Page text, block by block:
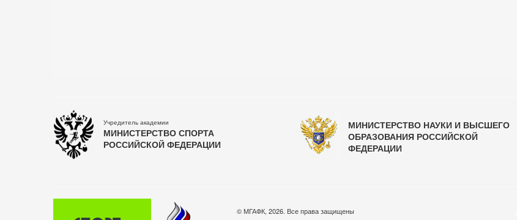
Учредитель академии
МИНИСТЕРСТВО СПОРТА
РОССИЙСКОЙ ФЕДЕРАЦИИ
МИНИСТЕРСТВО НАУКИ И ВЫСШЕГО
ОБРАЗОВАНИЯ РОССИЙСКОЙ
ФЕДЕРАЦИИ
© МГАФК, 2026. Все права защищены